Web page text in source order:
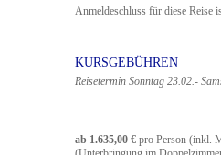
Anmeldeschluss für diese Reise
KURSGEBÜHREN
Reisetermin Sonntag 23.02.-
ab 1.635,00 € pro Person (inkl.